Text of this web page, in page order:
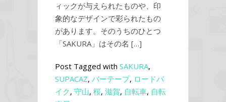
ィックが与えられたものや、印
象的なデザインで彩られたもの
があります。そのうちのひとつ
「SAKURA」はその名 […]
Post Tagged with SAKURA,
SUPACAZ, バーテープ, ロードバ
イク, 守山, 桜, 滋賀, 自転車, 自転